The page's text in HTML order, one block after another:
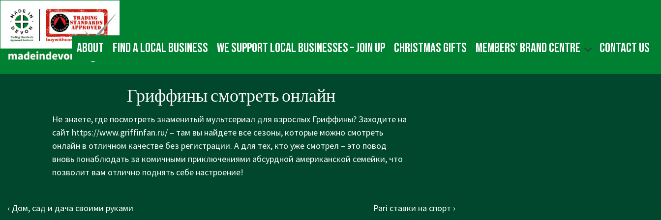
Skip
Main
Content
Main
Navigation
About Find a local business We Support Local Businesses – Join up Christmas gifts Members’ Brand Centre Contact us
Гриффины смотреть онлайн
Не знаете, где посмотреть знаменитый мультсериал для взрослых Гриффины? Заходите на
сайт https://www.griffinfan.ru/ – там вы найдете все сезоны, которые можно смотреть
онлайн в отличном качестве без регистрации. А для тех, кто уже смотрел – это повод
вновь понаблюдать за комичными приключениями абсурдной американской семейки, что
позволит вам отлично поднять себе настроение!
Post
Previous
‹ Дом, сад и дача своими руками
Next
Pari ставки на спорт ›